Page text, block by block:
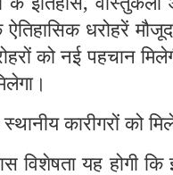
धरोहरें
को नई पहचान
कारीगरों को
विशेषता यह होगी